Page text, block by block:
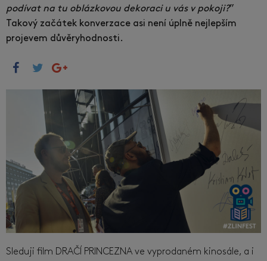
podívat na tu oblázkovou dekoraci u vás v pokoji?”
Takový začátek konverzace asi není úplně nejlepším
projevem důvěryhodnosti.
Sleduji film DRAČÍ PRINCEZNA ve vyprodaném kinosále, a i